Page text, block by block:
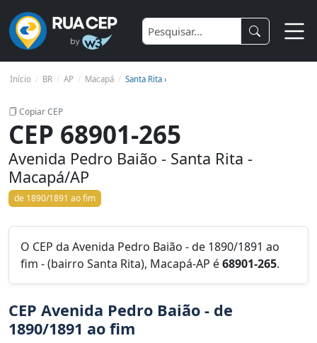
Início BR AP Macapá Santa Rita ›
Copiar CEP
CEP 68901-265
Avenida Pedro Baião - Santa Rita -
Macapá/AP
de 1890/1891 ao fim
O CEP da Avenida Pedro Baião - de 1890/1891 ao
fim - (bairro Santa Rita), Macapá-AP é68901-265.
CEP Avenida Pedro Baião - de
1890/1891 ao fim